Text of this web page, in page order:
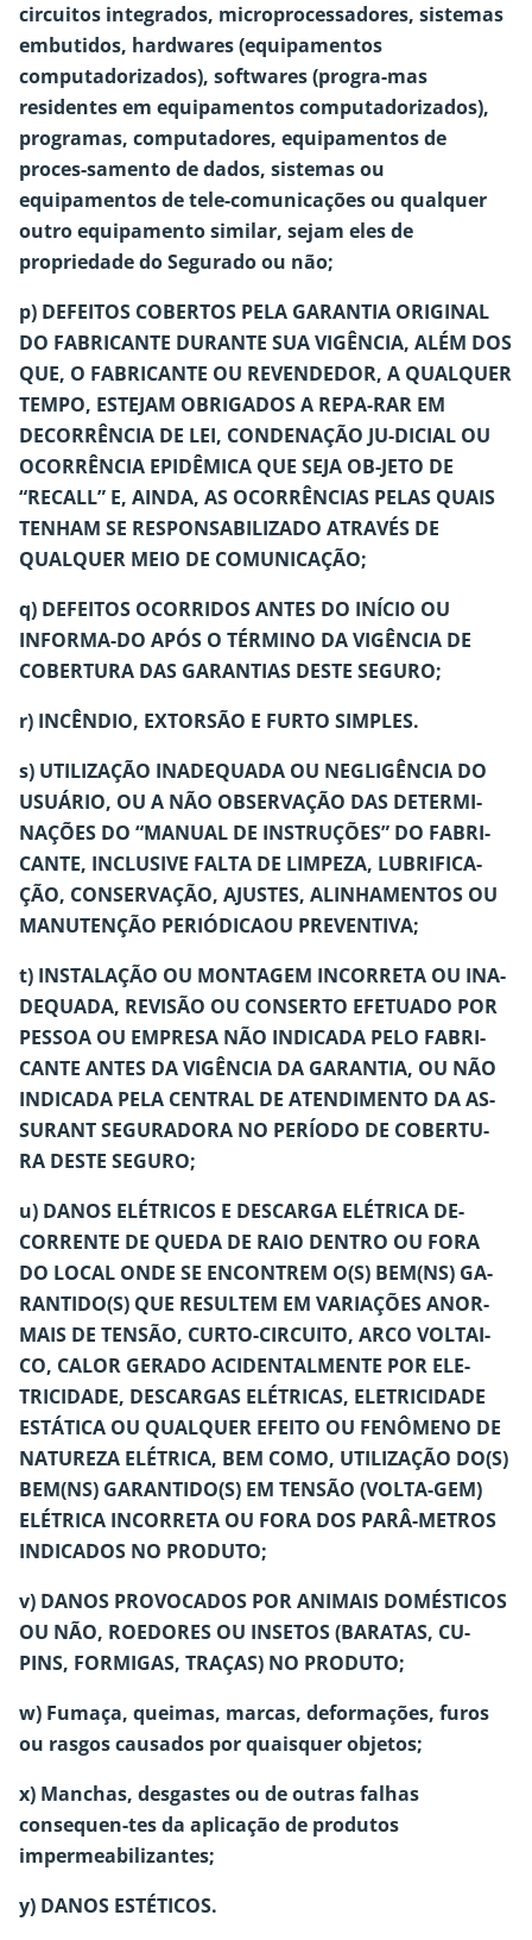
circuitos integrados, microprocessadores, sistemas
embutidos, hardwares (equipamentos
computadorizados), softwares (progra-mas
residentes em equipamentos computadorizados),
programas, computadores, equipamentos de
proces-samento de dados, sistemas ou
equipamentos de tele-comunicações ou qualquer
outro equipamento similar, sejam eles de
propriedade do Segurado ou não;
p) DEFEITOS COBERTOS PELA GARANTIA ORIGINAL
DO FABRICANTE DURANTE SUA VIGÊNCIA, ALÉM DOS
QUE, O FABRICANTE OU REVENDEDOR, A QUALQUER
TEMPO, ESTEJAM OBRIGADOS A REPA-RAR EM
DECORRÊNCIA DE LEI, CONDENAÇÃO JU-DICIAL OU
OCORRÊNCIA EPIDÊMICA QUE SEJA OB-JETO DE
“RECALL” E, AINDA, AS OCORRÊNCIAS PELAS QUAIS
TENHAM SE RESPONSABILIZADO ATRAVÉS DE
QUALQUER MEIO DE COMUNICAÇÃO;
q) DEFEITOS OCORRIDOS ANTES DO INÍCIO OU
INFORMA-DO APÓS O TÉRMINO DA VIGÊNCIA DE
COBERTURA DAS GARANTIAS DESTE SEGURO;
r) INCÊNDIO, EXTORSÃO E FURTO SIMPLES.
s) UTILIZAÇÃO INADEQUADA OU NEGLIGÊNCIA DO
USUÁRIO, OU A NÃO OBSERVAÇÃO DAS DETERMI-
NAÇÕES DO “MANUAL DE INSTRUÇÕES” DO FABRI-
CANTE, INCLUSIVE FALTA DE LIMPEZA, LUBRIFICA-
ÇÃO, CONSERVAÇÃO, AJUSTES, ALINHAMENTOS OU
MANUTENÇÃO PERIÓDICAOU PREVENTIVA;
t) INSTALAÇÃO OU MONTAGEM INCORRETA OU INA-
DEQUADA, REVISÃO OU CONSERTO EFETUADO POR
PESSOA OU EMPRESA NÃO INDICADA PELO FABRI-
CANTE ANTES DA VIGÊNCIA DA GARANTIA, OU NÃO
INDICADA PELA CENTRAL DE ATENDIMENTO DA AS-
SURANT SEGURADORA NO PERÍODO DE COBERTU-
RA DESTE SEGURO;
u) DANOS ELÉTRICOS E DESCARGA ELÉTRICA DE-
CORRENTE DE QUEDA DE RAIO DENTRO OU FORA
DO LOCAL ONDE SE ENCONTREM O(S) BEM(NS) GA-
RANTIDO(S) QUE RESULTEM EM VARIAÇÕES ANOR-
MAIS DE TENSÃO, CURTO-CIRCUITO, ARCO VOLTAI-
CO, CALOR GERADO ACIDENTALMENTE POR ELE-
TRICIDADE, DESCARGAS ELÉTRICAS, ELETRICIDADE
ESTÁTICA OU QUALQUER EFEITO OU FENÔMENO DE
NATUREZA ELÉTRICA, BEM COMO, UTILIZAÇÃO DO(S)
BEM(NS) GARANTIDO(S) EM TENSÃO (VOLTA-GEM)
ELÉTRICA INCORRETA OU FORA DOS PARÂ-METROS
INDICADOS NO PRODUTO;
v) DANOS PROVOCADOS POR ANIMAIS DOMÉSTICOS
OU NÃO, ROEDORES OU INSETOS (BARATAS, CU-
PINS, FORMIGAS, TRAÇAS) NO PRODUTO;
w) Fumaça, queimas, marcas, deformações, furos
ou rasgos causados por quaisquer objetos;
x) Manchas, desgastes ou de outras falhas
consequen-tes da aplicação de produtos
impermeabilizantes;
y) DANOS ESTÉTICOS.